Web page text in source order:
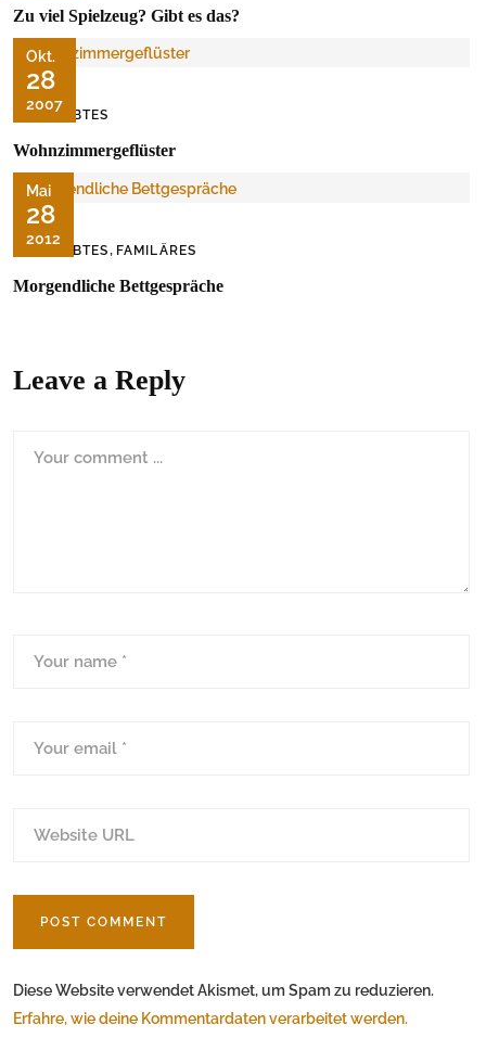
Zu viel Spielzeug? Gibt es das?
Okt.
28
2007
ERLEBTES
Wohnzimmergeflüster
Mai
28
2012
ERLEBTES, FAMILÄRES
Morgendliche Bettgespräche
Leave a Reply
Diese Website verwendet Akismet, um Spam zu reduzieren.
Erfahre, wie deine Kommentardaten verarbeitet werden.